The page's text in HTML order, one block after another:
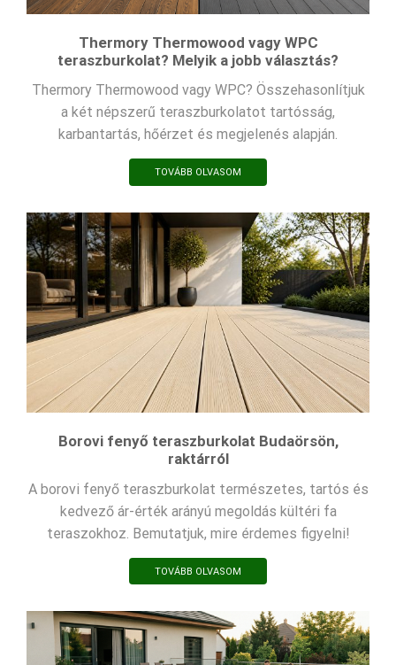
Thermory Thermowood vagy WPC
teraszburkolat? Melyik a jobb választás?
Thermory Thermowood vagy WPC? Összehasonlítjuk
a két népszerű teraszburkolatot tartósság,
karbantartás, hőérzet és megjelenés alapján.
TOVÁBB OLVASOM
Borovi fenyő teraszburkolat Budaörsön,
raktárról
A borovi fenyő teraszburkolat természetes, tartós és
kedvező ár-érték arányú megoldás kültéri fa
teraszokhoz. Bemutatjuk, mire érdemes figyelni!
TOVÁBB OLVASOM